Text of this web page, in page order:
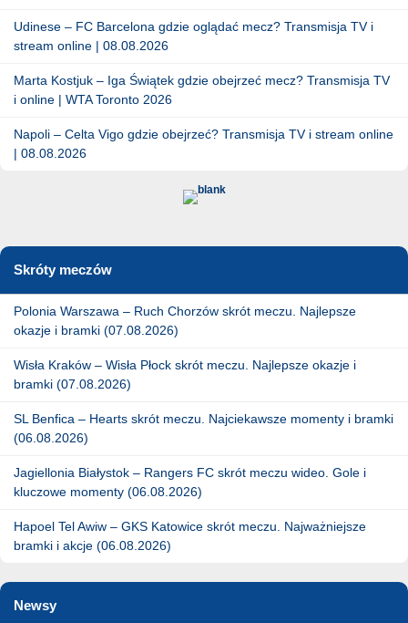
Udinese – FC Barcelona gdzie oglądać mecz? Transmisja TV i
stream online | 08.08.2026
Marta Kostjuk – Iga Świątek gdzie obejrzeć mecz? Transmisja TV
i online | WTA Toronto 2026
Napoli – Celta Vigo gdzie obejrzeć? Transmisja TV i stream online
| 08.08.2026
Skróty meczów
Polonia Warszawa – Ruch Chorzów skrót meczu. Najlepsze
okazje i bramki (07.08.2026)
Wisła Kraków – Wisła Płock skrót meczu. Najlepsze okazje i
bramki (07.08.2026)
SL Benfica – Hearts skrót meczu. Najciekawsze momenty i bramki
(06.08.2026)
Jagiellonia Białystok – Rangers FC skrót meczu wideo. Gole i
kluczowe momenty (06.08.2026)
Hapoel Tel Awiw – GKS Katowice skrót meczu. Najważniejsze
bramki i akcje (06.08.2026)
Newsy